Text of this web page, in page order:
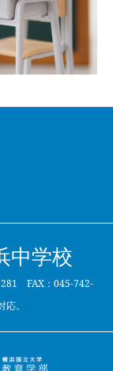
中学校
FAX：045-742-
。